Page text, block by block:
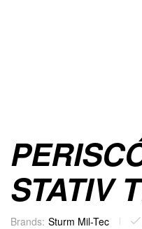
STATIV
Brands: Sturm Mil-Tec